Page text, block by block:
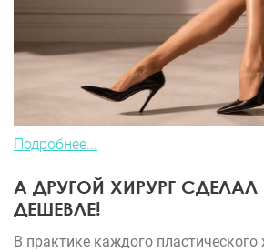
Подробнее...
А ДРУГОЙ ХИРУРГ СДЕЛАЛ
ДЕШЕВЛЕ!
В практике каждого пластического